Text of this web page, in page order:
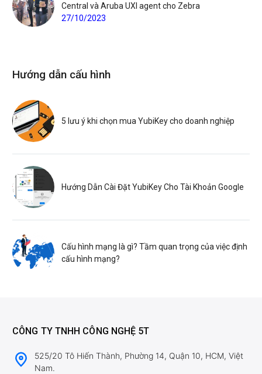
Central và Aruba UXI agent cho Zebra
27/10/2023
Hướng dẫn cấu hình
5 lưu ý khi chọn mua YubiKey cho doanh nghiệp
Hướng Dẫn Cài Đặt YubiKey Cho Tài Khoản Google
Cấu hình mạng là gì? Tầm quan trọng của việc định
cấu hình mạng?
CÔNG TY TNHH CÔNG NGHỆ 5T
525/20 Tô Hiến Thành, Phường 14, Quận 10, HCM, Việt
Nam.